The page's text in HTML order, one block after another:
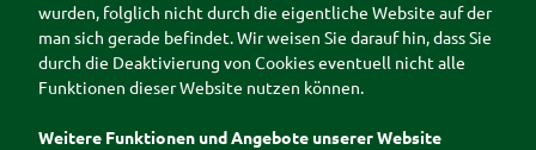
wurden, folglich nicht durch die eigentliche Website auf der
man sich gerade befindet. Wir weisen Sie darauf hin, dass Sie
durch die Deaktivierung von Cookies eventuell nicht alle
Funktionen dieser Website nutzen können.
Weitere Funktionen und Angebote unserer Website